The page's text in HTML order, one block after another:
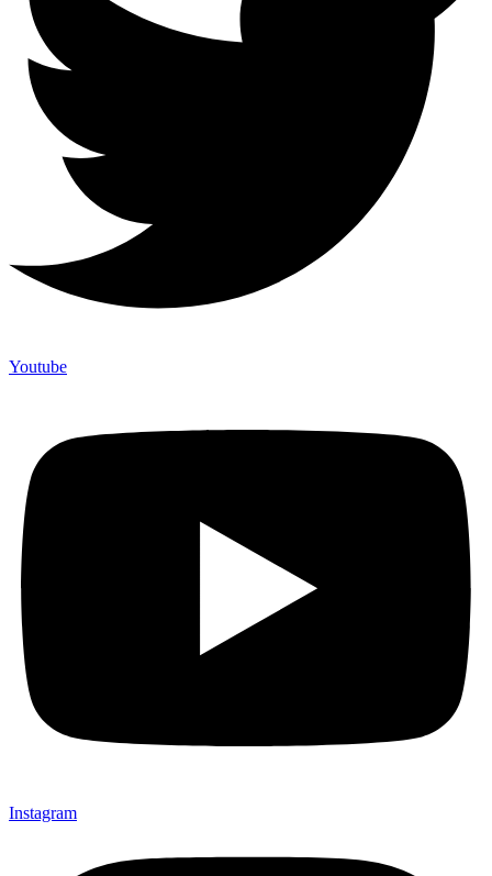
Youtube
Instagram